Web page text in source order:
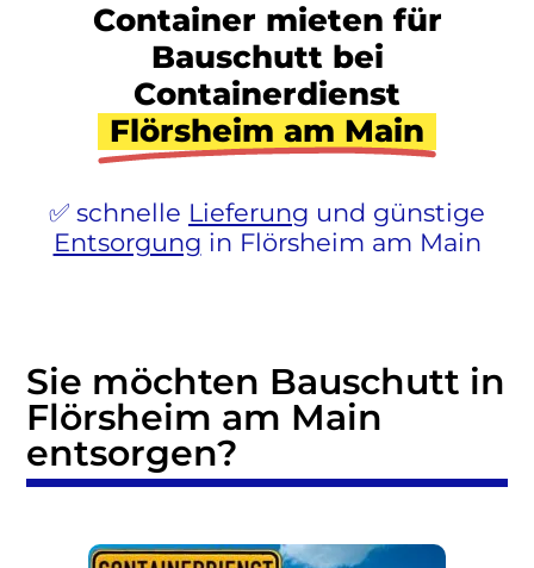
Container mieten für
Bauschutt bei
Containerdienst
Flörsheim am Main
schnelle Lieferung und günstige
Entsorgung in Flörsheim am Main
Sie möchten Bauschutt in
Flörsheim am Main
entsorgen?